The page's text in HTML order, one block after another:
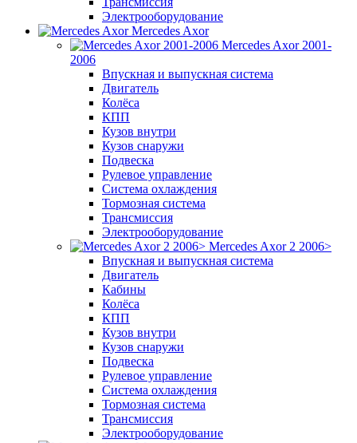
Электрооборудование
Mercedes Axor
Mercedes Axor 2001-
2006
Впускная и выпускная система
Двигатель
Колёса
КПП
Кузов внутри
Кузов снаружи
Подвеска
Рулевое управление
Система охлаждения
Тормозная система
Трансмиссия
Электрооборудование
Mercedes Axor 2 2006>
Впускная и выпускная система
Двигатель
Кабины
Колёса
КПП
Кузов внутри
Кузов снаружи
Подвеска
Рулевое управление
Система охлаждения
Тормозная система
Трансмиссия
Электрооборудование